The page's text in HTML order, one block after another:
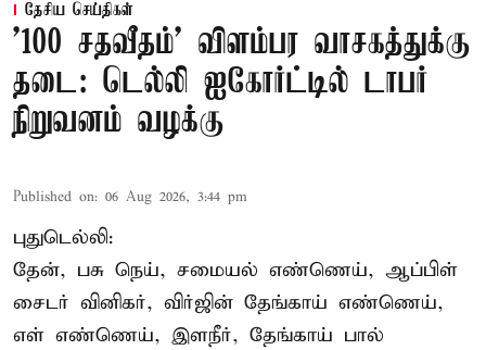
தேசிய செய்திகள்
'100 சதவீதம்' விளம்பர வாசகத்துக்கு
தடை: டெல்லி ஐகோர்ட்டில் டாபர்
நிறுவனம் வழக்கு
Published on: 06 Aug 2026, 3:44 pm
புதுடெல்லி:
தேன், பசு நெய், சமையல் எண்ணெய், ஆப்பிள்
சைடர் வினிகர், விர்ஜின் தேங்காய் எண்ணெய்,
எள் எண்ணெய், இளநீர், தேங்காய் பால்